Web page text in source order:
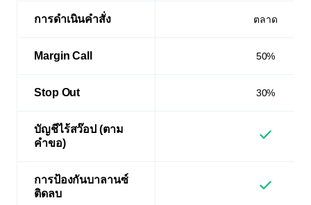
การดำเนินคำสั่ง ตลาด
Margin Call 50%
Stop Out 30%
บัญชีไร้สว๊อป (ตาม
คำขอ)
การป้องกันบาลานซ์
ติดลบ